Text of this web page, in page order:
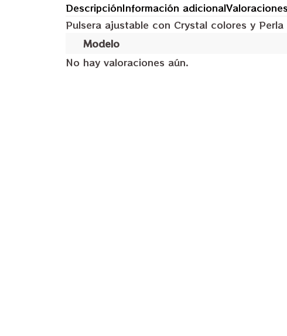
DescripciónInformación adicional
Pulsera ajustable con Crystal colores y
Modelo
No hay valoraciones aún.